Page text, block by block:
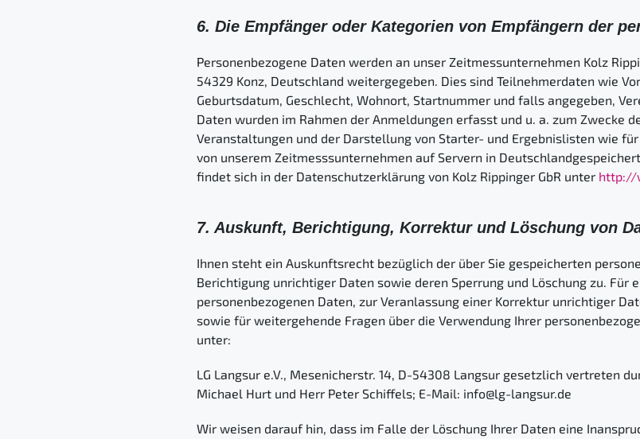
6. Die Empfänger oder Kategorien von Empfängern der
Personenbezogene Daten werden an unser Zeitmessunternehmen Kolz
54329 Konz, Deutschland weitergegeben. Dies sind Teilnehmerdaten wie
Geburtsdatum, Geschlecht, Wohnort, Startnummer und falls angegeben,
Daten wurden im Rahmen der Anmeldungen erfasst und u. a. zum Zwecke
Veranstaltungen und der Darstellung von Starter- und Ergebnislisten wie
von unserem Zeitmesssunternehmen auf Servern in
findet sich in der Datenschutzerklärung von Kolz Rippinger GbR unter http://
7. Auskunft, Berichtigung, Korrektur und Löschung von
Ihnen steht ein Auskunftsrecht bezüglich der über Sie gespeicherten
Berichtigung unrichtiger Daten sowie deren Sperrung und Löschung zu. Für
personenbezogenen Daten, zur Veranlassung einer Korrektur unrichtiger
sowie für weitergehende Fragen über die Verwendung Ihrer
unter:
LG Langsur e.V., Mesenicherstr. 14, D-54308 Langsur gesetzlich vertreten
Michael Hurt und Herr Peter Schiffels; E-Mail: info@lg-langsur.de
Wir weisen darauf hin, dass im Falle der Löschung Ihrer Daten eine